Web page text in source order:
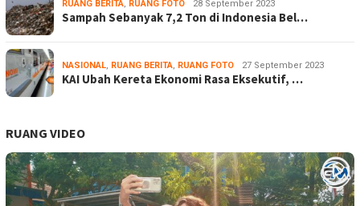
RUANG BERITA, RUANG FOTO 28 September 2023
Sampah Sebanyak 7,2 Ton di Indonesia Bel…
NASIONAL, RUANG BERITA, RUANG FOTO 27 September 2023
KAI Ubah Kereta Ekonomi Rasa Eksekutif, …
RUANG VIDEO